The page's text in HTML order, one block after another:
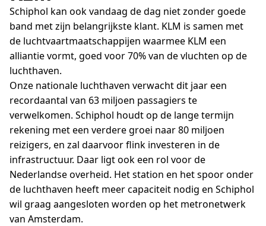
Schiphol kan ook vandaag de dag niet zonder goede
band met zijn belangrijkste klant. KLM is samen met
de luchtvaartmaatschappijen waarmee KLM een
alliantie vormt, goed voor 70% van de vluchten op de
luchthaven.
Onze nationale luchthaven verwacht dit jaar een
recordaantal van 63 miljoen passagiers te
verwelkomen. Schiphol houdt op de lange termijn
rekening met een verdere groei naar 80 miljoen
reizigers, en zal daarvoor flink investeren in de
infrastructuur. Daar ligt ook een rol voor de
Nederlandse overheid. Het station en het spoor onder
de luchthaven heeft meer capaciteit nodig en Schiphol
wil graag aangesloten worden op het metronetwerk
van Amsterdam.